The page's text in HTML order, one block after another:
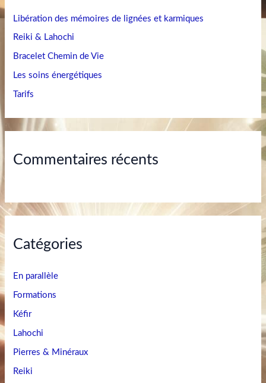
c
h
e
r
Libération des mémoires de lignées et karmiques
Reiki & Lahochi
Bracelet Chemin de Vie
Les soins énergétiques
Tarifs
Commentaires récents
Catégories
En parallèle
Formations
Kéfir
Lahochi
Pierres & Minéraux
Reiki